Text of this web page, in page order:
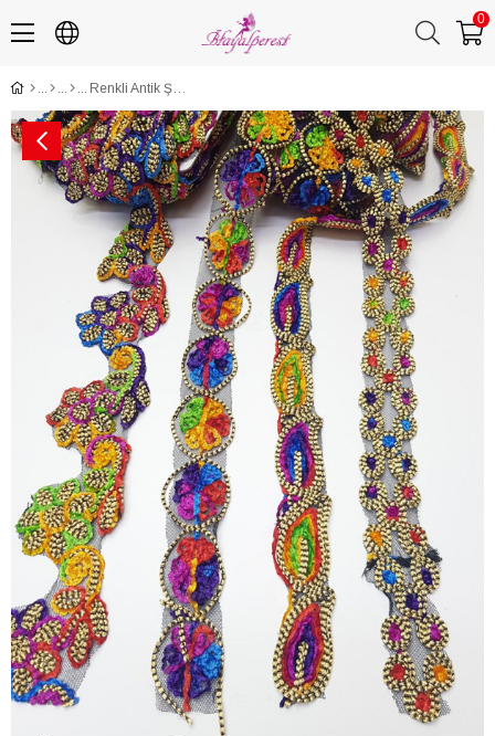
0
Renkli Antik Şerit Desenli